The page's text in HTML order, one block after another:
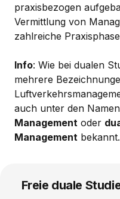
praxisbezogen
Vermittlung von
zahlreiche
Info: Wie bei dualen
mehrere
auch unter den Namen
Management oder
Management bekannt.
Freie duale